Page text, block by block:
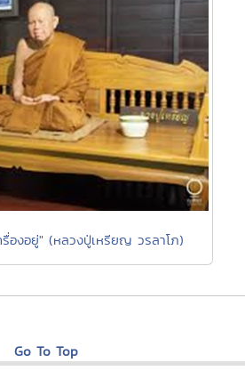
รื่องอยู่" (หลวงปู่เหรียญ วรลาโภ)
Go To Top